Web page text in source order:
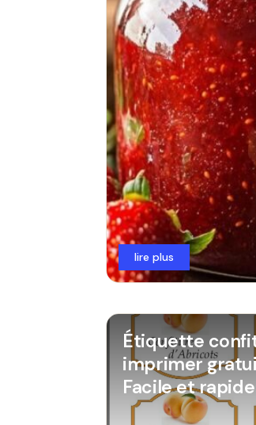
lire plus
Étiquette
imprimer
Facile et rapide